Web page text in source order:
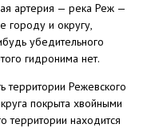
артерия — река Реж —
городу и округу,
убедительного
гидронима нет.
территории Режевского
покрыта хвойными
территории находится